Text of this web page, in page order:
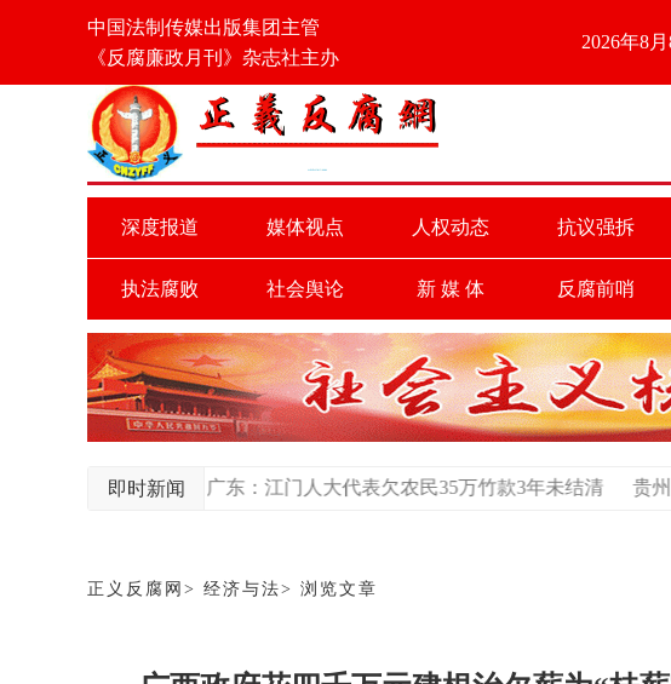
中国法制传媒出版集团主管
《反腐廉政月刊》杂志社主办
2026年8
深度报道 媒体视点 人权动态 抗议强拆
执法腐败 社会舆论 新 媒 体 反腐前哨
即时新闻
广东：江门人大代表欠农民35万竹款3年未结清 贵州：中石油多人被捕
正义反腐网 > 经济与法> 浏览文章